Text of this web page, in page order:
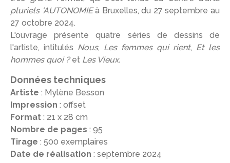
pluriels 'AUTONOMIEà Bruxelles, du 27 septembre au
27 octobre 2024.
L'ouvrage présente quatre séries de dessins de
l'artiste, intitulés Nous, Les femmes qui rient, Et les
hommes quoi ?et Les Vieux.
Données techniques
Artiste : Mylène Besson
Impression : offset
Format : 21 x 28 cm
Nombre de pages : 95
Tirage : 500 exemplaires
Date de réalisation : septembre 2024